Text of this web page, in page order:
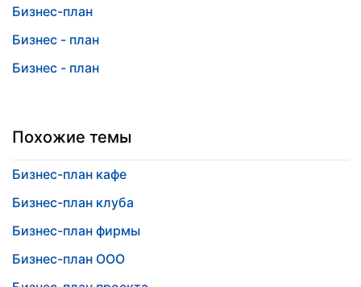
Бизнес-план
Бизнес - план
Бизнес - план
Похожие темы
Бизнес-план кафе
Бизнес-план клуба
Бизнес-план фирмы
Бизнес-план ООО